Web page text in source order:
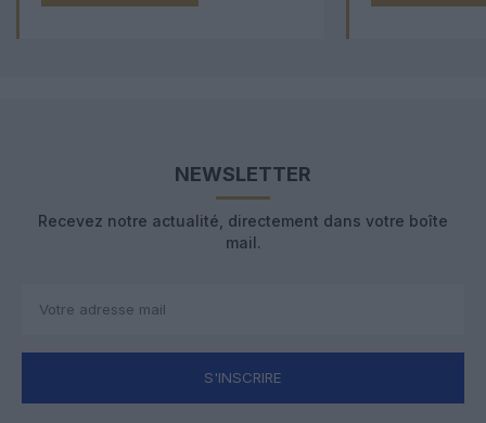
NEWSLETTER
Recevez notre actualité, directement dans votre boîte
mail.
S'INSCRIRE